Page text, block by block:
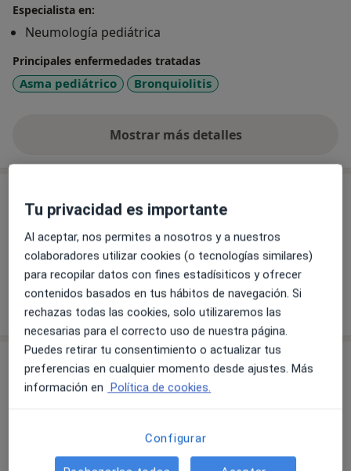
Especialista en:
Neumología pediátrica
Principales enfermedades tratadas
Asma pediátrico Bronquiolitis
Mostrar más detalles
sobre la experiencia
Detalles
¿Cómo funcionan los precios?
Consulta
Tu privacidad es importante
Al aceptar, nos permites a nosotros y a nuestros
colaboradores utilizar cookies (o tecnologías similares)
para recopilar datos con fines estadísiticos y ofrecer
contenidos basados en tus hábitos de navegación. Si
rechazas todas las cookies, solo utilizaremos las
necesarias para el correcto uso de nuestra página.
Puedes retirar tu consentimiento o actualizar tus
preferencias en cualquier momento desde ajustes. Más
información en Política de cookies.
Configurar